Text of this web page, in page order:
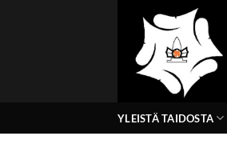
YLEISTÄ TAIDOSTA